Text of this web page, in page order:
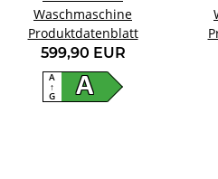
Waschmaschine
Produktdatenblatt
599,90 EUR
A
A
↑
G